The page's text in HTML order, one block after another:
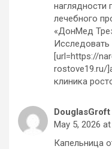
наглядности
лечебного
«ДонМед
[url=https://
rostove19.ru/
клиника
DouglasGroft
May 5, 2026
Капельница